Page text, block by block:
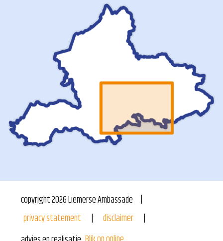
copyright2026Liemerse Ambassade
privacy statement
disclaimer